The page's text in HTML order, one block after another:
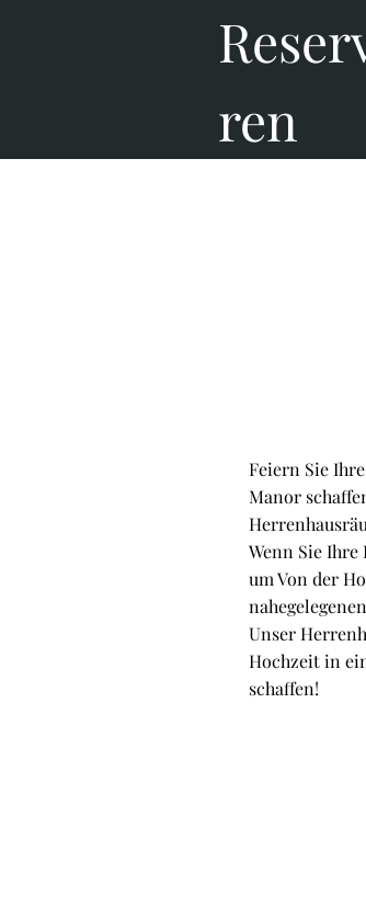
ren
Feiern Sie
Manor
Wenn Sie
um Von der
Unser
Hochzeit in
schaffen!